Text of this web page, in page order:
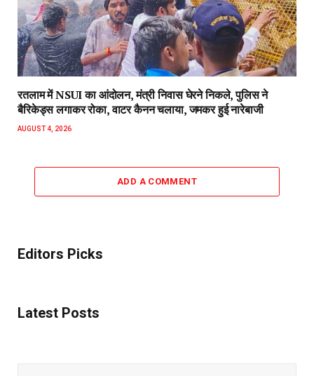
रतलाम में NSUI का आंदोलन, मंत्री निवास घेरने निकले, पुलिस ने
बैरिकेड्स लगाकर रोका, वाटर कैनन चलाया, जमकर हुई नारेबाजी
AUGUST 4, 2026
ADD A COMMENT
Editors Picks
Latest Posts